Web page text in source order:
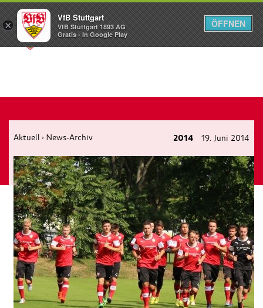
Menü
Aktuell › News-Archiv 2014 19. Juni 2014
×
VfB Stuttgart
VfB Stuttgart 1893 AG
Gratis - In Google Play
ÖFFNEN